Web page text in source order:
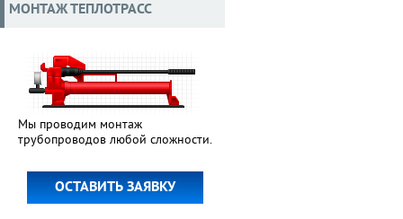
МОНТАЖ ТЕПЛОТРАСС
Мы проводим монтаж
трубопроводов любой сложности.
ОСТАВИТЬ ЗАЯВКУ